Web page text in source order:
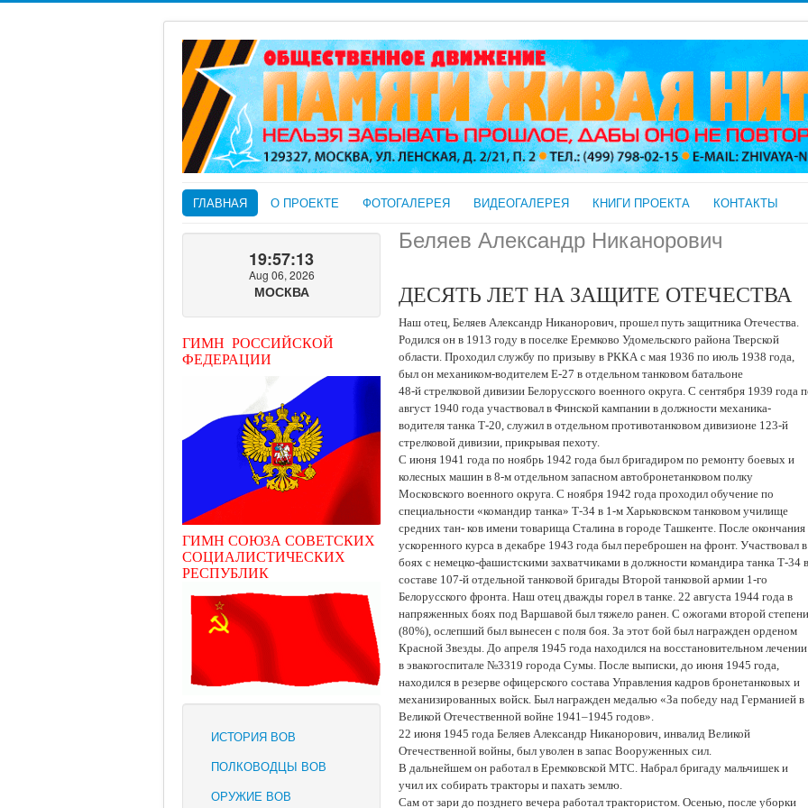
ГЛАВНАЯ О ПРОЕКТЕ ФОТОГАЛЕРЕЯ ВИДЕОГАЛЕРЕЯ КНИГИ ПРОЕКТА КОНТАКТЫ
19:57:15
Aug 06, 2026
МОСКВА
ГИМН РОССИЙСКОЙ
ФЕДЕРАЦИИ
ГИМН СОЮЗА СОВЕТСКИХ
СОЦИАЛИСТИЧЕСКИХ
РЕСПУБЛИК
ИСТОРИЯ ВОВ
ПОЛКОВОДЦЫ ВОВ
ОРУЖИЕ ВОВ
Беляев Александр Никанорович
ДЕСЯТЬ ЛЕТ НА ЗАЩИТЕ ОТЕЧЕСТВА
Наш отец, Беляев Александр Никанорович, прошел путь защитника Отечества.
Родился он в 1913 году в поселке Еремково Удомельского района Тверской
области. Проходил службу по призыву в РККА с мая 1936 по июль 1938 года,
был он механиком-водителем Е-27 в отдельном танковом батальоне
48-й стрелковой дивизии Белорусского военного округа. С сентября 1939 года
август 1940 года участвовал в Финской кампании в должности механика-
водителя танка Т-20, служил в отдельном противотанковом дивизионе 123-й
стрелковой дивизии, прикрывая пехоту.
С июня 1941 года по ноябрь 1942 года был бригадиром по ремонту боевых и
колесных машин в 8-м отдельном запасном автобронетанковом полку
Московского военного округа. С ноября 1942 года проходил обучение по
специальности «командир танка» Т-34 в 1-м Харьковском танковом училище
средних тан- ков имени товарища Сталина в городе Ташкенте. После окончания
ускоренного курса в декабре 1943 года был переброшен на фронт. Участвовал в
боях с немецко-фашистскими захватчиками в должности командира танка Т-34 в
составе 107-й отдельной танковой бригады Второй танковой армии 1-го
Белорусского фронта. Наш отец дважды горел в танке. 22 августа 1944 года в
напряженных боях под Варшавой был тяжело ранен. С ожогами второй степени
(80%), ослепший был вынесен с поля боя. За этот бой был награжден орденом
Красной Звезды. До апреля 1945 года находился на восстановительном лечении
в эвакогоспитале №3319 города Сумы. После выписки, до июня 1945 года,
находился в резерве офицерского состава Управления кадров бронетанковых и
механизированных войск. Был награжден медалью «За победу над Германией в
Великой Отечественной войне 1941–1945 годов».
22 июня 1945 года Беляев Александр Никанорович, инвалид Великой
Отечественной войны, был уволен в запас Вооруженных сил.
В дальнейшем он работал в Еремковской МТС. Набрал бригаду мальчишек и
учил их собирать тракторы и пахать землю.
Сам от зари до позднего вечера работал трактористом. Осенью, после уборки